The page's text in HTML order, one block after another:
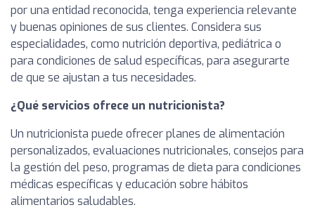
por una entidad reconocida, tenga experiencia relevante
y buenas opiniones de sus clientes. Considera sus
especialidades, como nutrición deportiva, pediátrica o
para condiciones de salud específicas, para asegurarte
de que se ajustan a tus necesidades.
¿Qué servicios ofrece un nutricionista?
Un nutricionista puede ofrecer planes de alimentación
personalizados, evaluaciones nutricionales, consejos para
la gestión del peso, programas de dieta para condiciones
médicas específicas y educación sobre hábitos
alimentarios saludables.